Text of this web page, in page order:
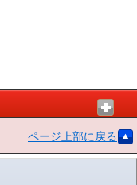
ページ上部に戻る